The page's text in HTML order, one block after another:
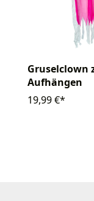
Gruselclown
Aufhängen
19,99 €*